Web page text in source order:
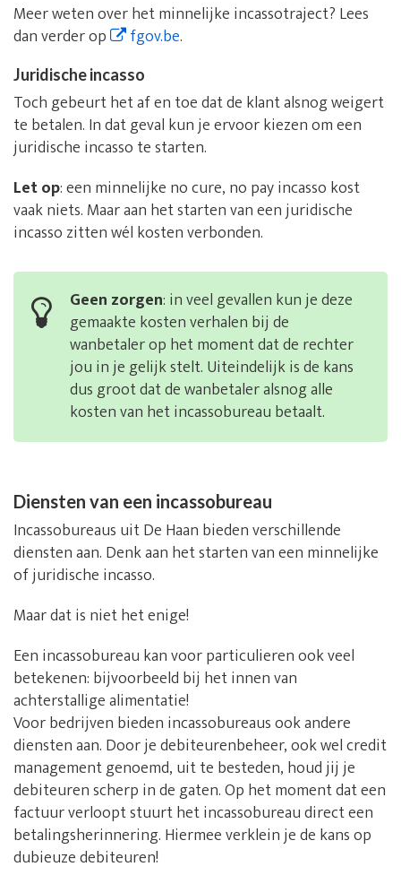
Meer weten over het minnelijke incassotraject? Lees
dan verder op
fgov.be.
Juridische incasso
Toch gebeurt het af en toe dat de klant alsnog weigert
te betalen. In dat geval kun je ervoor kiezen om een
juridische incasso te starten.
Let op: een minnelijke no cure, no pay incasso kost
vaak niets. Maar aan het starten van een juridische
incasso zitten wél kosten verbonden.
Geen zorgen: in veel gevallen kun je deze
gemaakte kosten verhalen bij de
wanbetaler op het moment dat de rechter
jou in je gelijk stelt. Uiteindelijk is de kans
dus groot dat de wanbetaler alsnog alle
kosten van het incassobureau betaalt.
Diensten van een incassobureau
Incassobureaus uit De Haan bieden verschillende
diensten aan. Denk aan het starten van een minnelijke
of juridische incasso.
Maar dat is niet het enige!
Een incassobureau kan voor particulieren ook veel
betekenen: bijvoorbeeld bij het innen van
achterstallige alimentatie!
Voor bedrijven bieden incassobureaus ook andere
diensten aan. Door je debiteurenbeheer, ook wel credit
management genoemd, uit te besteden, houd jij je
debiteuren scherp in de gaten. Op het moment dat een
factuur verloopt stuurt het incassobureau direct een
betalingsherinnering. Hiermee verklein je de kans op
dubieuze debiteuren!